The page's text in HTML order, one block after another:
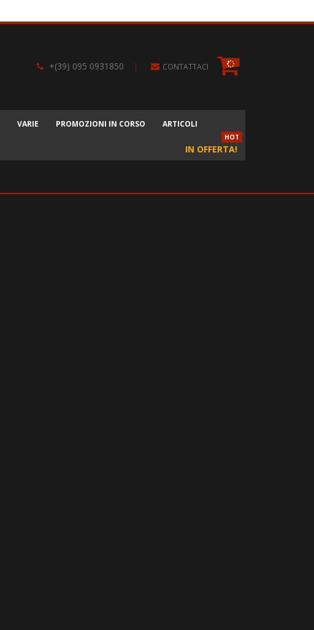
+(39) 095 0931850 | CONTATTACI
VARIE PROMOZIONI IN CORSO ARTICOLI
IN OFFERTA!
HOT